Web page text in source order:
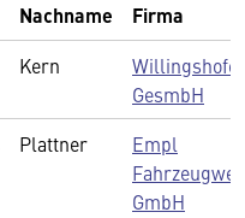
Nachname Firma
Kern
Willingshofer
GesmbH
Plattner
Empl
GmbH